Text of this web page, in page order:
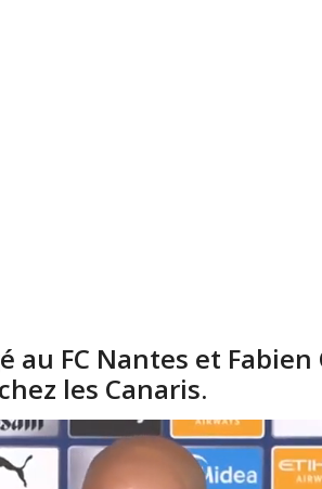
au FC Nantes et
les Canaris.